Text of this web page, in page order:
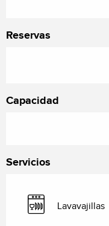
Reservas
Capacidad
Servicios
Lavavajillas